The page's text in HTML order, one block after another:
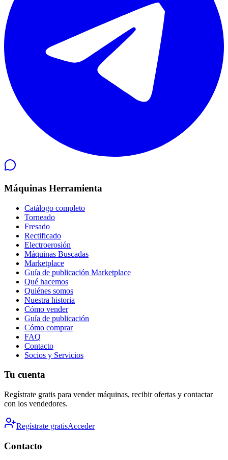
Máquinas Herramienta
Catálogo completo
Torneado
Fresado
Rectificado
Electroerosión
Máquinas Buscadas
Marketplace
Guía de publicación Marketplace
Qué hacemos
Quiénes somos
Nuestra historia
Cómo vender
Guía de publicación
Cómo comprar
FAQ
Contacto
Socios y Servicios
Tu cuenta
Regístrate gratis para vender máquinas, recibir ofertas y contactar
con los vendedores.
Regístrate gratisAcceder
Contacto